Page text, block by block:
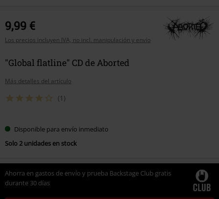
9,99 €
Los precios incluyen IVA, no incl. manipulación y envío
"Global flatline" CD de Aborted
Más detalles del artículo
(1)
Disponible para envío inmediato
Solo 2 unidades en stock
Ahorra en gastos de envío y prueba Backstage Club gratis
durante 30 días